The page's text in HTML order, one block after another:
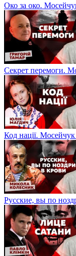
Око за око.
Секрет перемоги.
Код нації.
Русские, вы по